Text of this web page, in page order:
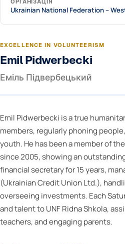
ОРГАНІЗАЦІЯ
Ukrainian National Federation –
EXCELLENCE IN VOLUNTEERISM
Emil Pidwerbecki
Еміль Підвербецький
Emil Pidwerbecki is a true
members, regularly phoning
youth. He has been a member of
since 2005, showing an
financial secretary for 15 years,
(Ukrainian Credit Union Ltd.),
overseeing investments. Each
and talent to UNF Ridna Shkola,
teachers, and engaging parents.